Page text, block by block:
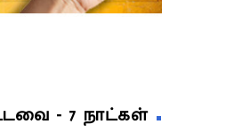
- 7 நாட்கள்